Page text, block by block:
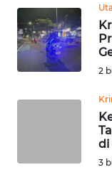
2
di
3
Wahana
News
Regional
WN